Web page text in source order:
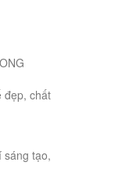
đẹp, chất
sáng tạo,